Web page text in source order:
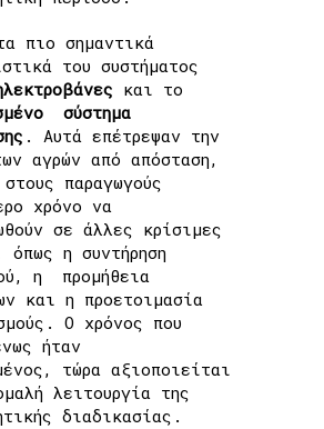
πιο σημαντικά
του συστήματος
και το
σύστημα
. Αυτά επέτρεψαν την
αγρών από απόσταση,
παραγωγούς
χρόνο να
σε άλλες κρίσιμες
όπως η συντήρηση
η προμήθεια
και η προετοιμασία
Ο χρόνος που
ήταν
τώρα αξιοποιείται
λειτουργία της
διαδικασίας.